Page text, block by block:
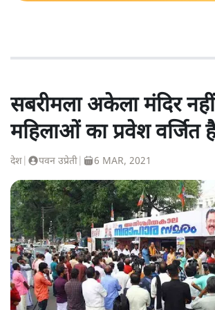
सबरीमला अकेला मंदिर
महिलाओं का प्रवेश वर्जित
देश पवन उप्रेती 6 MAR, 2021